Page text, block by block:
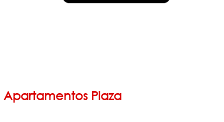
Apartamentos Plaza